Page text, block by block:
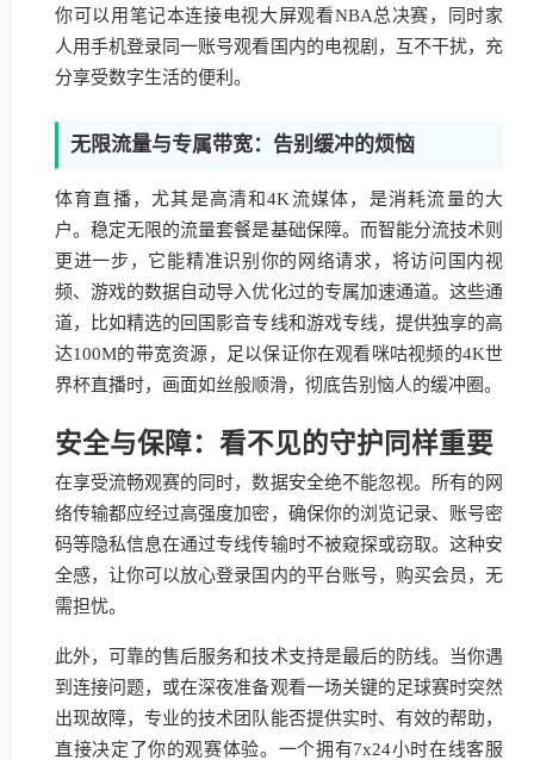
你可以用笔记本连接电视大屏观看NBA总决赛，同时家
人用手机登录同一账号观看国内的电视剧，互不干扰，充
分享受数字生活的便利。
无限流量与专属带宽：告别缓冲的烦恼
体育直播，尤其是高清和4K流媒体，是消耗流量的大
户。稳定无限的流量套餐是基础保障。而智能分流技术则
更进一步，它能精准识别你的网络请求，将访问国内视
频、游戏的数据自动导入优化过的专属加速通道。这些通
道，比如精选的回国影音专线和游戏专线，提供独享的高
达100M的带宽资源，足以保证你在观看咪咕视频的4K世
界杯直播时，画面如丝般顺滑，彻底告别恼人的缓冲圈。
安全与保障：看不见的守护同样重要
在享受流畅观赛的同时，数据安全绝不能忽视。所有的网
络传输都应经过高强度加密，确保你的浏览记录、账号密
码等隐私信息在通过专线传输时不被窥探或窃取。这种安
全感，让你可以放心登录国内的平台账号，购买会员，无
需担忧。
此外，可靠的售后服务和技术支持是最后的防线。当你遇
到连接问题，或在深夜准备观看一场关键的足球赛时突然
出现故障，专业的技术团队能否提供实时、有效的帮助，
直接决定了你的观赛体验。一个拥有7x24小时在线客服